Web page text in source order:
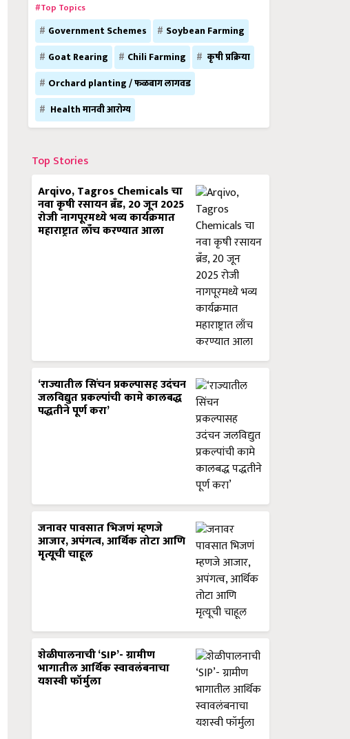
#Top Topics
Government Schemes
Soybean Farming
Goat Rearing
Chili Farming
कृषी प्रक्रिया
Orchard planting / फळबाग लागवड
Health मानवी आरोग्य
Top Stories
Arqivo, Tagros Chemicals चा
नवा कृषी रसायन ब्रँड, 20 जून 2025
रोजी नागपूरमध्ये भव्य कार्यक्रमात
महाराष्ट्रात लाँच करण्यात आला
‘राज्यातील सिंचन प्रकल्पासह उदंचन
जलविद्युत प्रकल्पांची कामे कालबद्ध
पद्धतीने पूर्ण करा’
जनावर पावसात भिजणं म्हणजे
आजार, अपंगत्व, आर्थिक तोटा आणि
मृत्यूची चाहूल
शेळीपालनाची ‘SIP’- ग्रामीण
भागातील आर्थिक स्वावलंबनाचा
यशस्वी फॉर्मुला